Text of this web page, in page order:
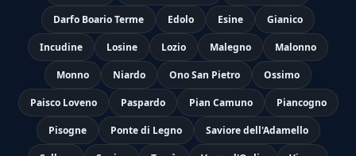
Darfo Boario Terme Edolo Esine Gianico
Incudine Losine Lozio Malegno Malonno
Monno Niardo Ono San Pietro Ossimo
Paisco Loveno Paspardo Pian Camuno Piancogno
Pisogne Ponte di Legno Saviore dell'Adamello